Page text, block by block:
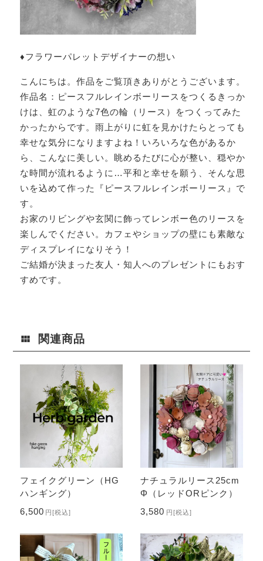
♦︎フラワーパレットデザイナーの想い
こんにちは。作品をご覧頂きありがとうございます。
作品名：ピースフルレインボーリースをつくるきっか
けは、虹のような7色の輪（リース）をつくってみた
かったからです。雨上がりに虹を見かけたらとっても
幸せな気分になりますよね！ いろいろな色があるか
ら、こんなに美しい。
眺めるたびに心が整い、穏やか
な時間が流れるように…平和と幸せを願う、 そんな思
いを込めて作った『ピースフルレインボーリース』で
す。
お家のリビングや玄関に飾ってレンボー色のリースを
楽しんでください。カフェやショップの壁にも素敵な
ディスプレイになりそう！
ご結婚が決まった友人・知人へのプレゼントにもおす
すめです。
関連商品
フェイクグリーン（HG
ハンギング）
6,500 円[税込]
ナチュラルリース25cm
Φ（レッドORピンク）
3,580 円[税込]